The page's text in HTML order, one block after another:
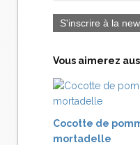
S'inscrire à la
Vous aimerez
Cocotte de
mortadelle